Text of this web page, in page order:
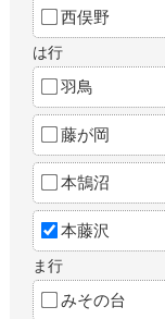
西俣野
は行
羽鳥
藤が岡
本鵠沼
本藤沢
ま行
みその台